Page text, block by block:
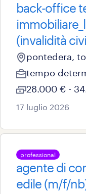
back-office
(invalidità
pontedera,
tempo
28.000 € -
17 luglio 2026
professional
agente di
edile (m/f/